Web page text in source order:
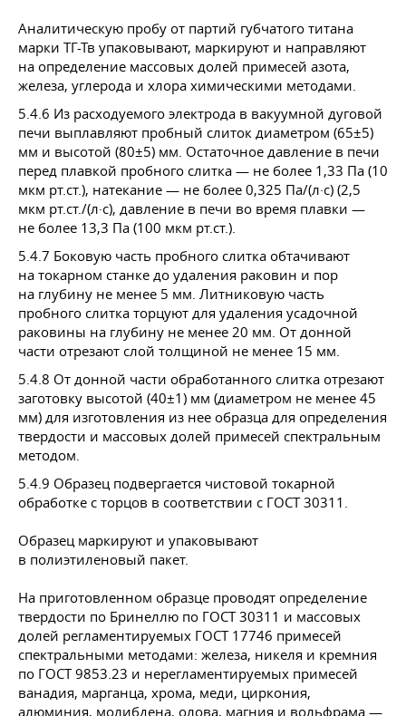
Аналитическую пробу от партий губчатого титана
марки ТГ-Тв упаковывают, маркируют и направляют
на определение массовых долей примесей азота,
железа, углерода и хлора химическими методами.
5.4.6 Из расходуемого электрода в вакуумной дуговой
печи выплавляют пробный слиток диаметром (65±5)
мм и высотой (80±5) мм. Остаточное давление в печи
перед плавкой пробного слитка — не более 1,33 Па (10
мкм рт.ст.), натекание — не более 0,325 Па/(л·с) (2,5
мкм рт.ст./(л·с), давление в печи во время плавки —
не более 13,3 Па (100 мкм рт.ст.).
5.4.7 Боковую часть пробного слитка обтачивают
на токарном станке до удаления раковин и пор
на глубину не менее 5 мм. Литниковую часть
пробного слитка торцуют для удаления усадочной
раковины на глубину не менее 20 мм. От донной
части отрезают слой толщиной не менее 15 мм.
5.4.8 От донной части обработанного слитка отрезают
заготовку высотой (40±1) мм (диаметром не менее 45
мм) для изготовления из нее образца для определения
твердости и массовых долей примесей спектральным
методом.
5.4.9 Образец подвергается чистовой токарной
обработке с торцов в соответствии с ГОСТ 30311 .
Образец маркируют и упаковывают
в полиэтиленовый пакет.
На приготовленном образце проводят определение
твердости по Бринеллю по ГОСТ 30311 и массовых
долей регламентируемых ГОСТ 17746 примесей
спектральными методами: железа, никеля и кремния
по ГОСТ 9853.23 и нерегламентируемых примесей
ванадия, марганца, хрома, меди, циркония,
алюминия, молибдена, олова, магния и вольфрама —